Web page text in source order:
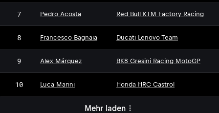
7 Pedro Acosta Red Bull KTM Factory Racing
8 Francesco Bagnaia Ducati Lenovo Team
9 Alex Márquez BK8 Gresini Racing MotoGP
10 Luca Marini Honda HRC Castrol
Mehr laden